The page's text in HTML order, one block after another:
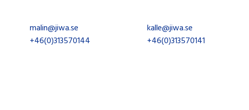
malin@jiwa.se
+46(0)313570144
kalle@jiwa.se
+46(0)313570141